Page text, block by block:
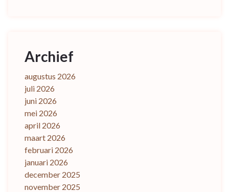
Archief
augustus 2026
juli 2026
juni 2026
mei 2026
april 2026
maart 2026
februari 2026
januari 2026
december 2025
november 2025